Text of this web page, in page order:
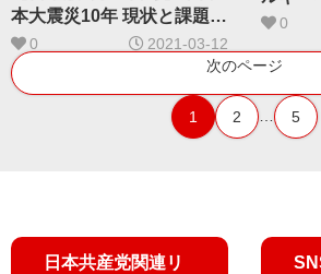
本大震災10年 現状と課題は
／料理研究家・土井善晴さ
0 2021-03-12
／原自
0
次のページ
1 2 … 5
日本共産党関連リ